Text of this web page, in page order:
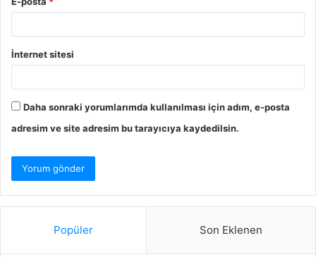
İnternet sitesi
Daha sonraki yorumlarımda kullanılması için adım, e-posta
adresim ve site adresim bu tarayıcıya kaydedilsin.
Popüler Son Eklenen